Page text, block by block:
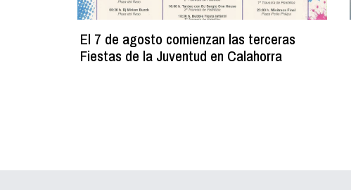
El 7 de agosto comienzan las terceras
Fiestas de la Juventud en Calahorra